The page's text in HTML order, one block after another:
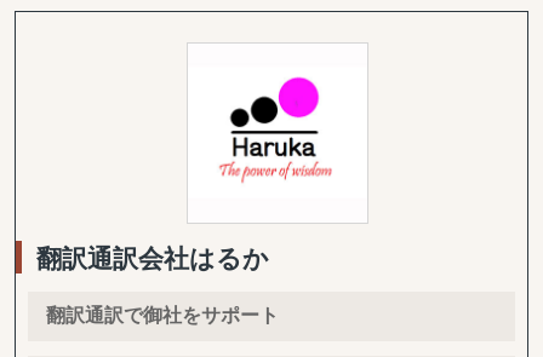
当社では『Do The Right Thing』『Be Impactful』
世界20か国以上の企業様の東南アジア進出を支援してまいりまし
まだまだ情報が少ない東南アジアへ進出を徹底してサポートしてま
翻訳通訳会社はるか
翻訳通訳で御社をサポート